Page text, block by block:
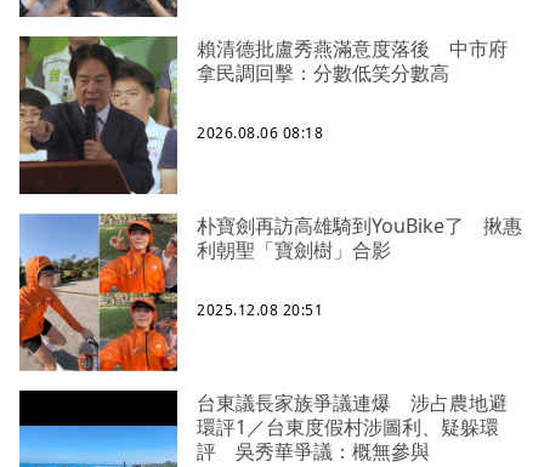
賴清德批盧秀燕滿意度落後 中市府
拿民調回擊：分數低笑分數高
2026.08.06 08:18
朴寶劍再訪高雄騎到YouBike了 揪惠
利朝聖「寶劍樹」合影
2025.12.08 20:51
台東議長家族爭議連爆 涉占農地避
環評1／台東度假村涉圖利、疑躲環
評 吳秀華爭議：概無參與